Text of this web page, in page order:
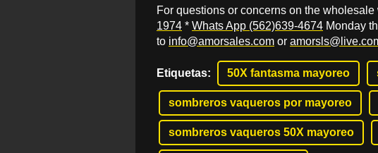
For questions or concerns on the
1974 * Whats App (562)639-4674 Monday
to info@amorsales.com or
Etiquetas: 50X fantasma mayoreo
sombreros vaqueros por mayoreo
sombreros vaqueros 50X mayoreo